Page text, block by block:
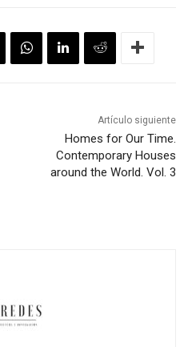
Artículo siguiente
Homes for Our Time.
Contemporary Houses
around the World. Vol. 3